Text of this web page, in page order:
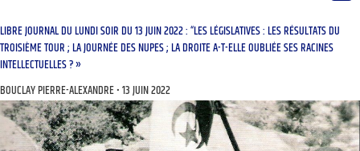
LIBRE JOURNAL DU LUNDI SOIR DU 13 JUIN 2022 : “LES LÉGISLATIVES : LES RÉSULTATS DU
TROISIÈME TOUR ; LA JOURNÉE DES NUPES ; LA DROITE A-T-ELLE OUBLIÉE SES RACINES
INTELLECTUELLES ? »
BOUCLAY PIERRE-ALEXANDRE 13 JUIN 2022